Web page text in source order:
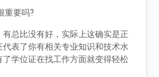
重要吗?
总比没有好，实际上这确实是正
表了你有相关专业知识和技术水
学位证在找工作方面就变得轻松